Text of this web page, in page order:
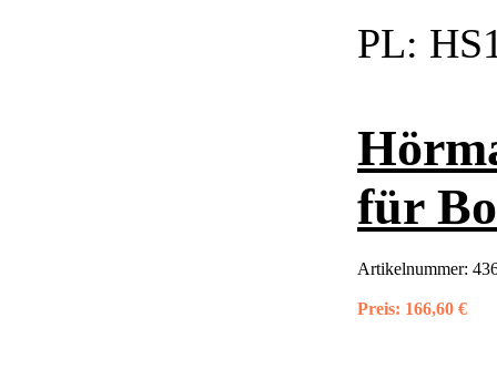
PL:
für
Artikelnummer:
Preis: 166,60 €